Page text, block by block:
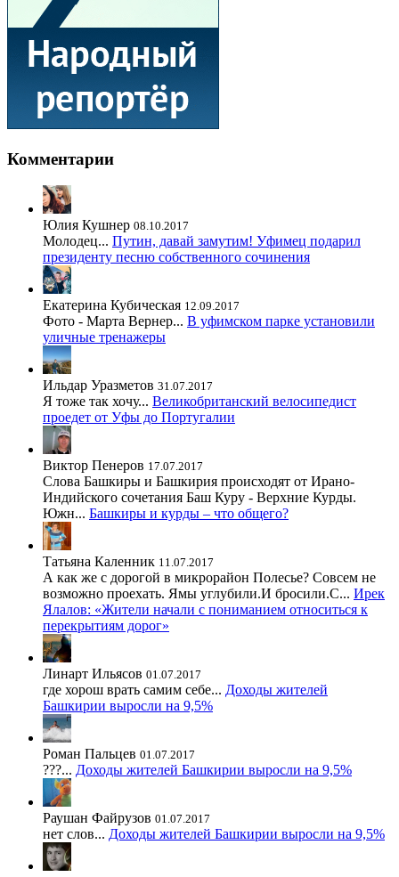
Комментарии
Юлия Кушнер 08.10.2017
Молодец... Путин, давай замутим! Уфимец подарил
президенту песню собственного сочинения
Екатерина Кубическая 12.09.2017
Фото - Марта Вернер... В уфимском парке установили
уличные тренажеры
Ильдар Уразметов 31.07.2017
Я тоже так хочу... Великобританский велосипедист
проедет от Уфы до Португалии
Виктор Пенеров 17.07.2017
Слова Башкиры и Башкирия происходят от Ирано-
Индийского сочетания Баш Куру - Верхние Курды.
Южн... Башкиры и курды – что общего?
Татьяна Каленник 11.07.2017
А как же с дорогой в микрорайон Полесье? Совсем не
возможно проехать. Ямы углубили.И бросили.С... Ирек
Ялалов: «Жители начали с пониманием относиться к
перекрытиям дорог»
Линарт Ильясов 01.07.2017
где хорош врать самим себе... Доходы жителей
Башкирии выросли на 9,5%
Роман Пальцев 01.07.2017
???... Доходы жителей Башкирии выросли на 9,5%
Раушан Файрузов 01.07.2017
нет слов... Доходы жителей Башкирии выросли на 9,5%